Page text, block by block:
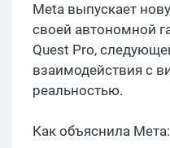
Meta выпускает
своей автономной
Quest Pro,
взаимодействия с
реальностью.
Как объяснила Мета: